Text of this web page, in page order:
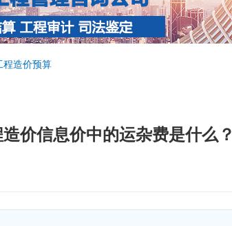
程造价预算
价信息价中的运杂费是什么？